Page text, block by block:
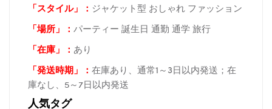
「スタイル」： ジャケット型 おしゃれ ファッション
「場所 」： パーティー 誕生日 通勤 通学 旅行
「在庫 」： あり
「発送時期 」： 在庫あり、通常1～3日以内発送；在
庫なし、5～7日以内発送
人気タグ